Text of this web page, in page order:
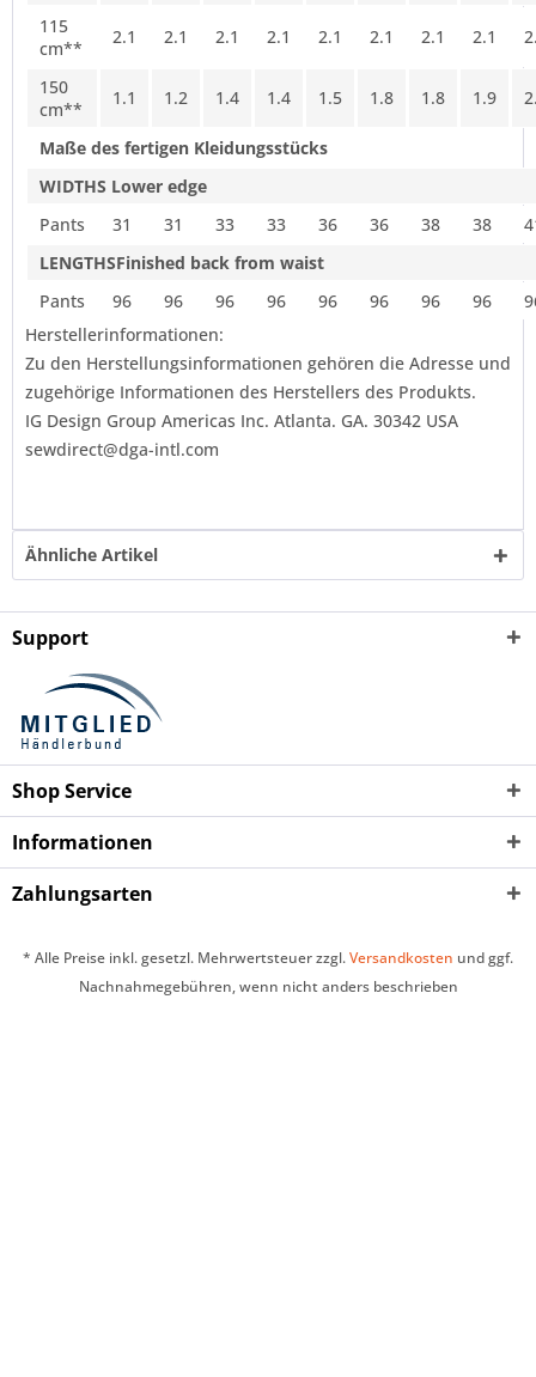
115
cm**
2.1 2.1 2.1 2.1 2.1 2.1 2.1 2.1
150
cm**
1.1 1.2 1.4 1.4 1.5 1.8 1.8 1.9
Maße des fertigen Kleidungsstücks
WIDTHS Lower edge
Pants
31 31 33 33 36 36 38 38
LENGTHSFinished back from waist
Pants
96 96 96 96 96 96 96 96
Herstellerinformationen:
Zu den Herstellungsinformationen gehören die Adresse und
zugehörige Informationen des Herstellers des Produkts.
IG Design Group Americas Inc. Atlanta. GA. 30342 USA
sewdirect@dga-intl.com
Ähnliche Artikel
Support
Shop Service
Informationen
Zahlungsarten
* Alle Preise inkl. gesetzl. Mehrwertsteuer zzgl.Versandkosten und ggf.
Nachnahmegebühren, wenn nicht anders beschrieben